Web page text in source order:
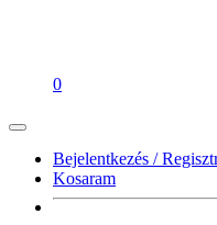
0
Bejelentkezés /
Kosaram